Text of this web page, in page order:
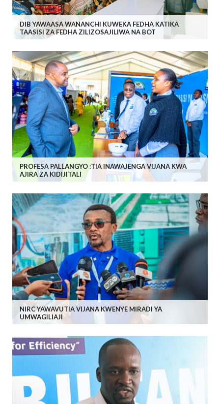
DIB YAWAASA WANANCHI KUWEKA FEDHA KATIKA
TAASISI ZA FEDHA ZILIZOSAJILIWA NA BOT
PROFESA PALLANGYO :TIA INAWAJENGA VIJANA KWA
AJIRA ZA KIDIJITALI
NIRC YAWAVUTIA VIJANA KWENYE MIRADI YA
UMWAGILIAJI